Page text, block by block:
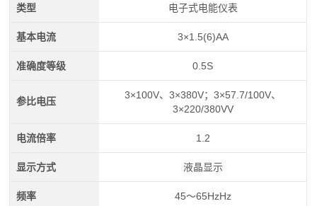
类型 电子式电能仪表
基本电流 3×1.5(6)AA
准确度等级 0.5S
参比电压
3×100V、3×380V；3×57.7/100V、
3×220/380VV
电流倍率 1.2
显示方式 液晶显示
频率 45～65HzHz